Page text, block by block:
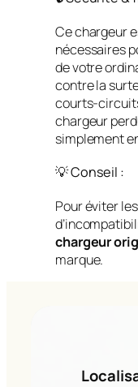
Ce chargeur
nécessaires
de votre
contre la
courts-
chargeur
simplement
💡 Conseil :
Pour éviter
chargeur
marque.